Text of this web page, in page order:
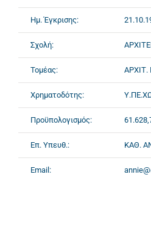
Ημ. Έγκρισης:
Σχολή:
Τομέας: ΑΡΧΙΤ.
Χρηματοδότης:
Προϋπολογισμός:
Επ. Υπευθ.: ΚΑΘ.
Email: